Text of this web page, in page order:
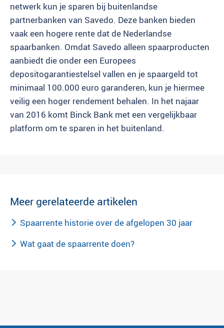
netwerk kun je sparen bij buitenlandse
partnerbanken van Savedo. Deze banken bieden
vaak een hogere rente dat de Nederlandse
spaarbanken. Omdat Savedo alleen spaarproducten
aanbiedt die onder een Europees
depositogarantiestelsel vallen en je spaargeld tot
minimaal 100.000 euro garanderen, kun je hiermee
veilig een hoger rendement behalen. In het najaar
van 2016 komt Binck Bank met een vergelijkbaar
platform om te sparen in het buitenland.
Meer gerelateerde artikelen
Spaarrente historie over de afgelopen 30 jaar
Wat gaat de spaarrente doen?